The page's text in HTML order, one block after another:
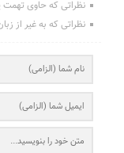
نظراتی که حاوی تهمت
نظراتی که به غیر از